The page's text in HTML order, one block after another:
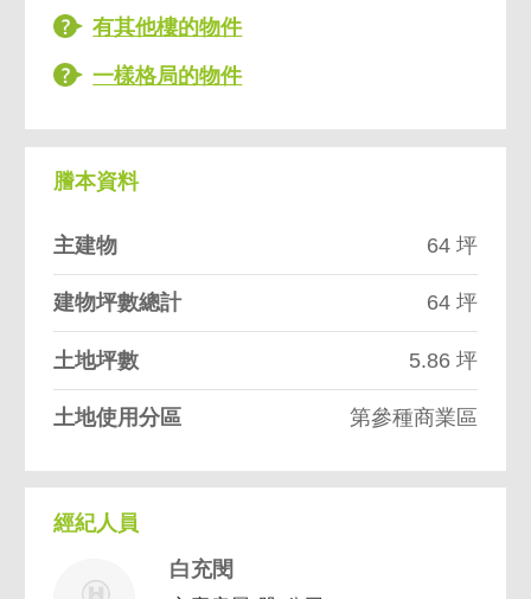
有其他樓的物件
一樣格局的物件
謄本資料
主建物 64 坪
建物坪數總計 64 坪
土地坪數 5.86 坪
土地使用分區 第參種商業區
經紀人員
白充閔